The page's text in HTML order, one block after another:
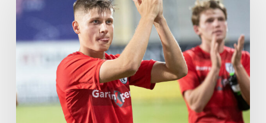
satte
oprykkerne
på
med
stensikker